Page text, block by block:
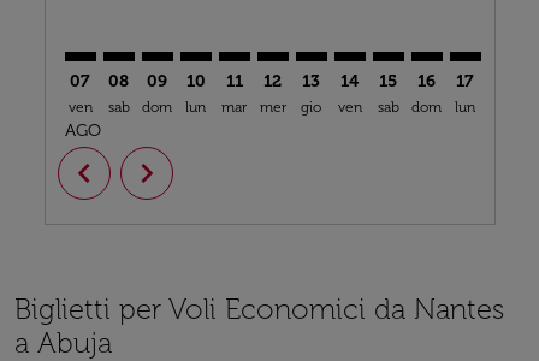
07
ven
AGO
08
sab
09
dom
10
lun
11
mar
12
mer
13
gio
14
ven
15
sab
16
dom
17
lun
chevron_left chevron_right
Biglietti per Voli Economici da Nantes
a Abuja